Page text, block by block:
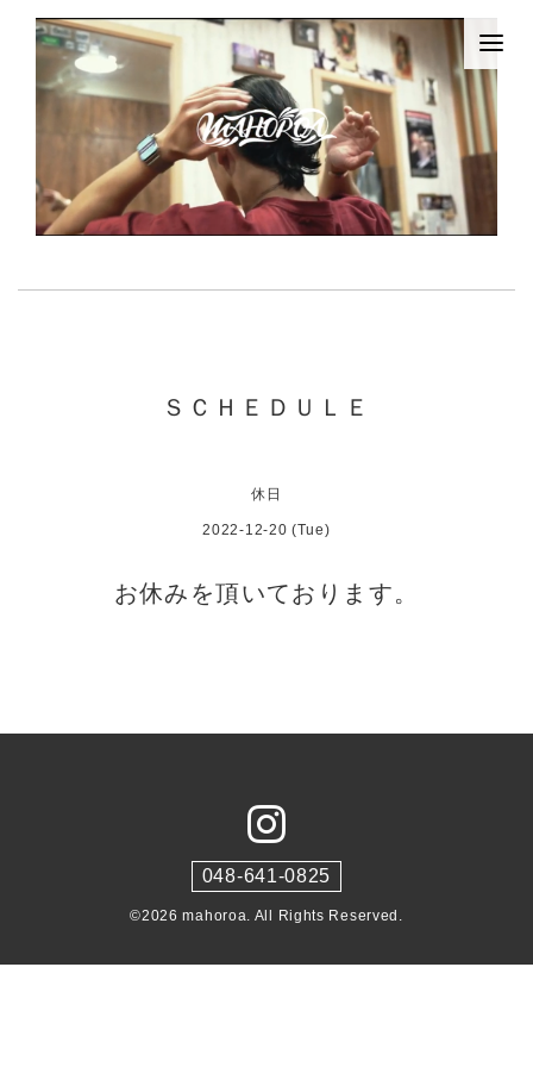
ＳＣＨＥＤＵＬＥ
休日
2022-12-20 (Tue)
お休みを頂いております。
048-641-0825
©2026mahoroa. All Rights Reserved.